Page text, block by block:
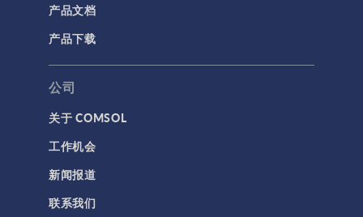
产品文档
产品下载
公司
关于 COMSOL
工作机会
新闻报道
联系我们